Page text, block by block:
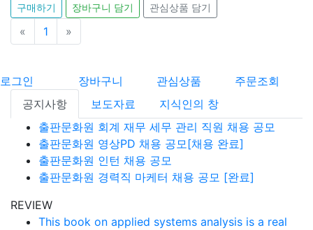
구매하기 장바구니 담기 관심상품 담기
« 이전
1 »
로그인 장바구니 관심상품
주문조회
공지사항
보도자료
지식인의 창
출판문화원 회계 재무 세무 관리 직원 채용 공모
출판문화원 영상PD 채용 공모[채용 완료]
출판문화원 인턴 채용 공모
출판문화원 경력직 마케터 채용 공모 [완료]
REVIEW
This book on applied systems analysis is a real